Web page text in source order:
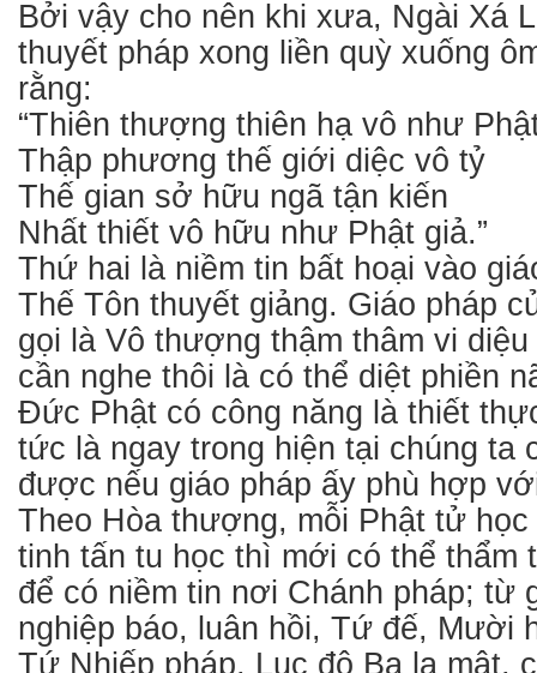
Bởi vậy cho nên khi xưa, Ngài Xá
thuyết pháp xong liền quỳ xuống
rằng:
“Thiên thượng thiên hạ vô như
Thập phương thế giới diệc vô tỷ
Thế gian sở hữu ngã tận kiến
Nhất thiết vô hữu như Phật giả.”
Thứ hai là niềm tin bất hoại vào
Thế Tôn thuyết giảng. Giáo pháp
gọi là Vô thượng thậm thâm vi
cần nghe thôi là có thể diệt phiền
Đức Phật có công năng là thiết
tức là ngay trong hiện tại chúng ta
được nếu giáo pháp ấy phù hợp
Theo Hòa thượng, mỗi Phật tử
tinh tấn tu học thì mới có thể thẩm
để có niềm tin nơi Chánh pháp; từ
nghiệp báo, luân hồi, Tứ đế, Mười
Tứ Nhiếp pháp, Lục độ Ba la mật,